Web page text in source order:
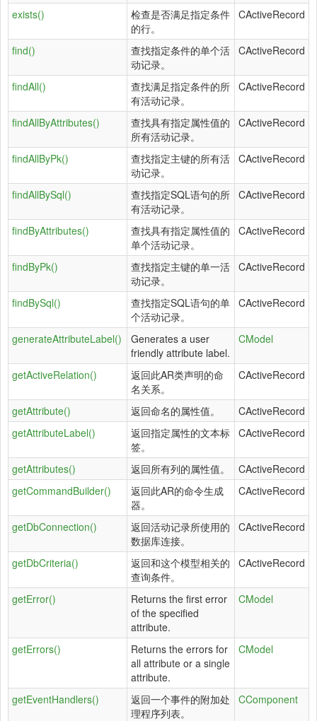
exists()
检查是否满足指定条件
的行。
CActiveRecord
find()
查找指定条件的单个活
动记录。
CActiveRecord
findAll()
查找满足指定条件的所
有活动记录。
CActiveRecord
findAllByAttributes()
查找具有指定属性值的
所有活动记录。
CActiveRecord
findAllByPk()
查找指定主键的所有活
动记录。
CActiveRecord
findAllBySql()
查找指定SQL语句的所
有活动记录。
CActiveRecord
findByAttributes()
查找具有指定属性值的
单个活动记录。
CActiveRecord
findByPk()
查找指定主键的单一活
动记录。
CActiveRecord
findBySql()
查找指定SQL语句的单
个活动记录。
CActiveRecord
generateAttributeLabel()
Generates a user
friendly attribute label.
CModel
getActiveRelation()
返回此AR类声明的命
名关系。
CActiveRecord
getAttribute() 返回命名的属性值。
CActiveRecord
getAttributeLabel()
返回指定属性的文本标
签。
CActiveRecord
getAttributes() 返回所有列的属性值。
CActiveRecord
getCommandBuilder()
返回此AR的命令生成
器。
CActiveRecord
getDbConnection()
返回活动记录所使用的
数据库连接。
CActiveRecord
getDbCriteria()
返回和这个模型相关的
查询条件。
CActiveRecord
getError()
Returns the first error
of the specified
attribute.
CModel
getErrors()
Returns the errors for
all attribute or a single
attribute.
CModel
getEventHandlers()
返回一个事件的附加处
理程序列表。
CComponent